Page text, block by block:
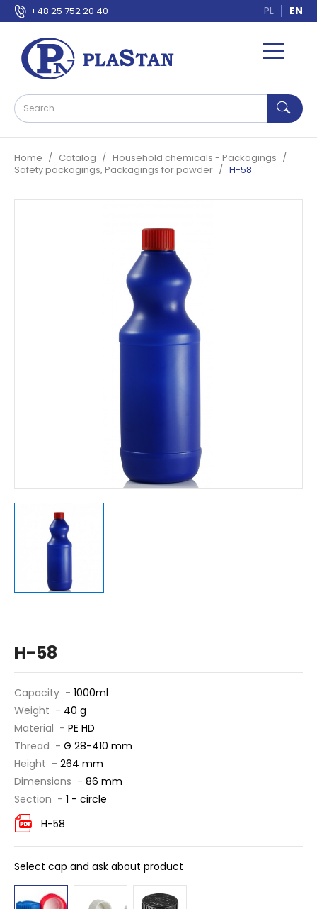
+48 25 752 20 40 PL EN
Home Catalog
Household chemicals - Packagings
Safety packagings, Packagings for powder
H-58
H-58
Capacity - 1000ml
Weight - 40 g
Material - PE HD
Thread - G 28-410 mm
Height - 264 mm
Dimensions - 86 mm
Section - 1 - circle
H-58
Select cap and ask about product